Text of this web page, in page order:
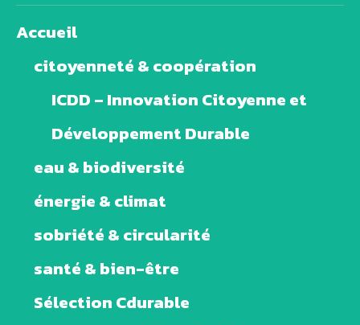
Accueil
citoyenneté & coopération
ICDD – Innovation Citoyenne et
Développement Durable
eau & biodiversité
énergie & climat
sobriété & circularité
santé & bien-être
Sélection Cdurable